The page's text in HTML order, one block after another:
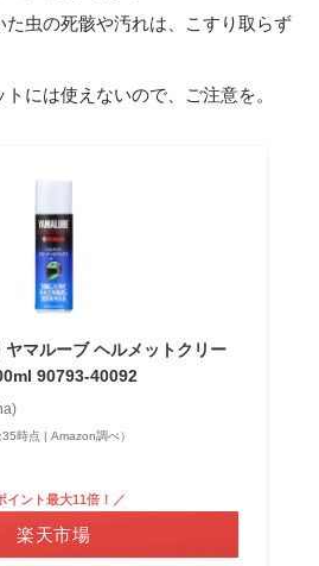
虫の死骸や汚れは、こすり取らず
には使えないので、ご注意を。
マルーブ ヘルメットクリー
90793-40092
時点 | Amazon調べ）
イント最大11倍！／
楽天市場